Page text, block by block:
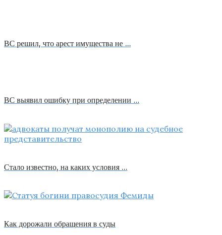
ВС решил, что арест имущества не …
ВС выявил ошибку при определении …
Стало известно, на каких условия …
Как дорожали обращения в суды